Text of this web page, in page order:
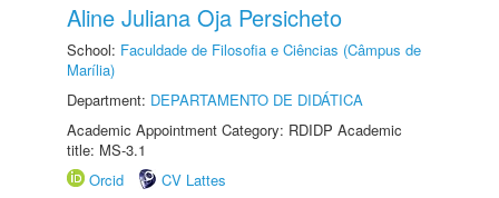
Aline Juliana Oja Persicheto
School: Faculdade de Filosofia e Ciências (Câmpus de
Marília)
Department: DEPARTAMENTO DE DIDÁTICA
Academic Appointment Category: RDIDP Academic
title: MS-3.1
Orcid
CV Lattes